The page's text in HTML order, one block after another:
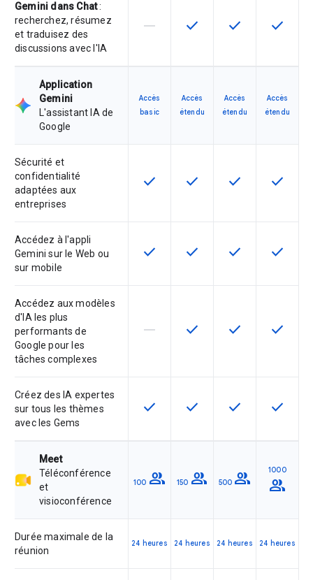
Gemini dans Chat:
recherchez, résumez
et traduisez des
discussions avec l'IA
Cette fonctionnalité n'est pas
horizontal_rule Cette fonctionnalité est
check Cette
check Cette
check
Application
Gemini
L'assistant IA de
Google
Accès
basic
Accès
étendu
Accès
étendu
Accès
étendu
Sécurité et
confidentialité
adaptées aux
entreprises
Cette fonctionnalité est disponible
check Cette fonctionnalité est
check Cette
check Cette
check
Accédez à l'appli
Gemini sur le Web ou
sur mobile
Cette fonctionnalité est disponible
check Cette fonctionnalité est
check Cette
check Cette
check
Accédez aux modèles
d'IA les plus
performants de
Google pour les
tâches complexes
Cette fonctionnalité n'est pas
horizontal_rule Cette fonctionnalité est
check Cette
check Cette
check
Créez des IA expertes
sur tous les thèmes
avec les Gems
Cette fonctionnalité est disponible
check Cette fonctionnalité est
check Cette
check Cette
check
Meet
Téléconférence
et
visioconférence
100 group 150 group 500 group 1000
group
Durée maximale de la
réunion
24 heures 24 heures 24 heures 24 heures